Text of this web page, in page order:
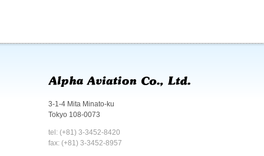
3-1-4 Mita Minato-ku
Tokyo 108-0073
tel: (+81) 3-3452-8420
fax: (+81) 3-3452-8957